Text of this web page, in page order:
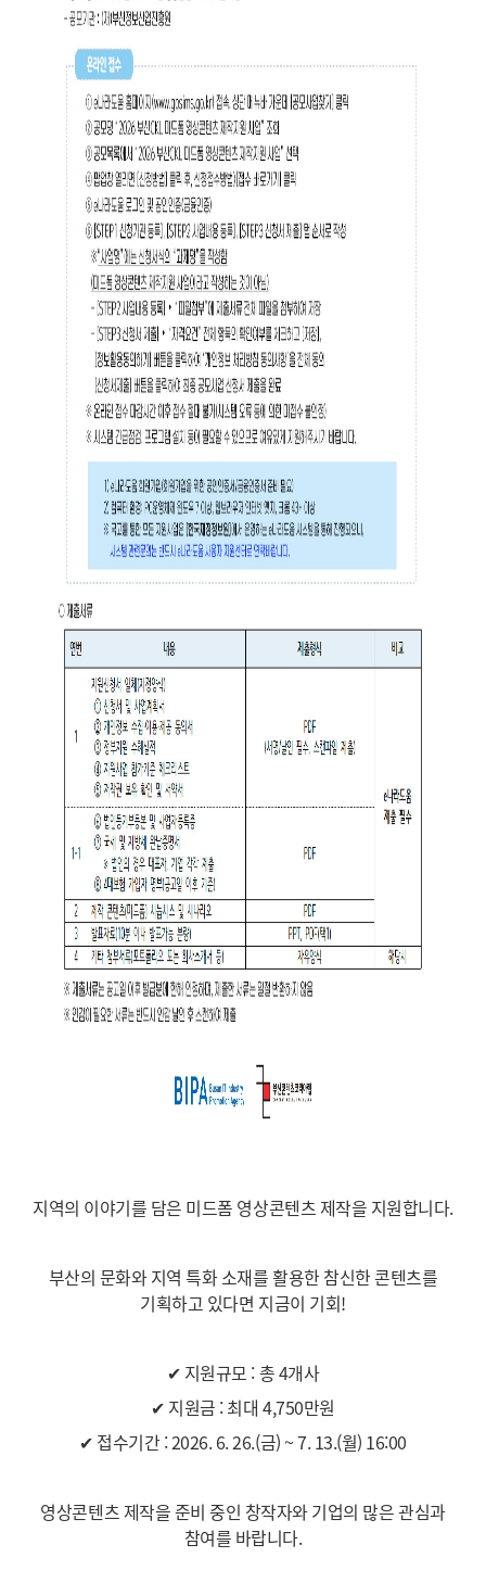
지역의 이야기를 담은 미드폼 영상콘텐츠 제작을 지원합니다.
부산의 문화와 지역 특화 소재를 활용한 참신한 콘텐츠를
기획하고 있다면 지금이 기회!
✔ 지원규모 : 총 4개사
✔ 지원금 : 최대 4,750만원
✔ 접수기간 : 2026. 6. 26.(금) ~ 7. 13.(월) 16:00
영상콘텐츠 제작을 준비 중인 창작자와 기업의 많은 관심과
참여를 바랍니다.